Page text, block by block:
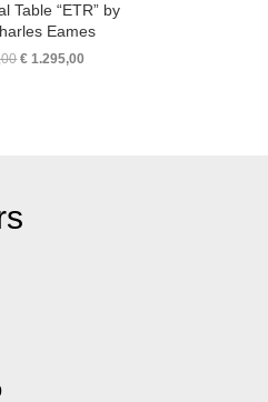
Table “ETR” by
Eames
Original
€ 1.295,00